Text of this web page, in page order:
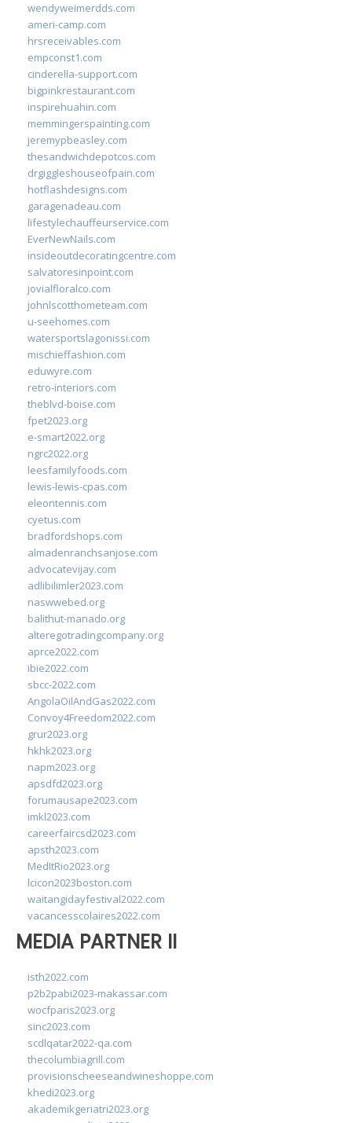
wendyweimerdds.com
ameri-camp.com
hrsreceivables.com
empconst1.com
cinderella-support.com
bigpinkrestaurant.com
inspirehuahin.com
memmingerspainting.com
jeremypbeasley.com
thesandwichdepotcos.com
drgiggleshouseofpain.com
hotflashdesigns.com
garagenadeau.com
lifestylechauffeurservice.com
EverNewNails.com
insideoutdecoratingcentre.com
salvatoresinpoint.com
jovialfloralco.com
johnlscotthometeam.com
u-seehomes.com
watersportslagonissi.com
mischieffashion.com
eduwyre.com
retro-interiors.com
theblvd-boise.com
fpet2023.org
e-smart2022.org
ngrc2022.org
leesfamilyfoods.com
lewis-lewis-cpas.com
eleontennis.com
cyetus.com
bradfordshops.com
almadenranchsanjose.com
advocatevijay.com
adlibilimler2023.com
naswwebed.org
balithut-manado.org
alteregotradingcompany.org
aprce2022.com
ibie2022.com
sbcc-2022.com
AngolaOilAndGas2022.com
Convoy4Freedom2022.com
grur2023.org
hkhk2023.org
napm2023.org
apsdfd2023.org
forumausape2023.com
imkl2023.com
careerfaircsd2023.com
apsth2023.com
MedItRio2023.org
lcicon2023boston.com
waitangidayfestival2022.com
vacancesscolaires2022.com
MEDIA PARTNER II
isth2022.com
p2b2pabi2023-makassar.com
wocfparis2023.org
sinc2023.com
scdlqatar2022-qa.com
thecolumbiagrill.com
provisionscheeseandwineshoppe.com
khedi2023.org
akademikgeriatri2023.org